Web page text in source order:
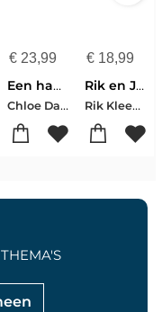
€ 23,99
Een haas in huis
Chloe Dalton
€ 18,99
Rik en Jesper en de frikandelbroodjescrisis
Rik Kleeven-Jesper Weijs